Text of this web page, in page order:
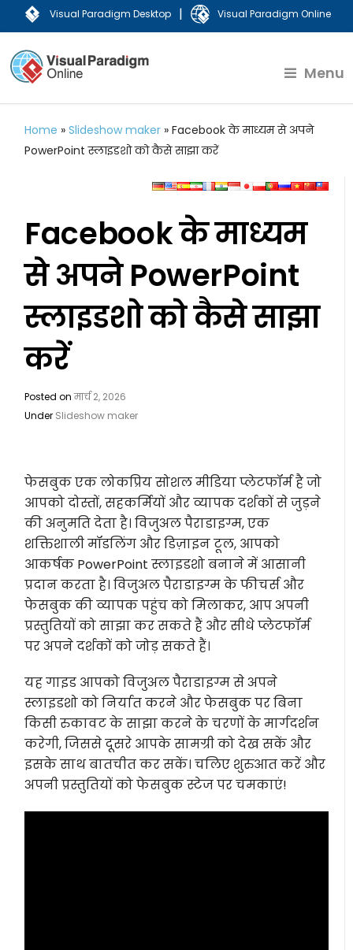
Visual Paradigm Desktop | Visual Paradigm Online
Menu
Home »Slideshow maker »Facebook के माध्यम से अपने
PowerPoint स्लाइडशो को कैसे साझा करें
Facebook के माध्यम
से अपने PowerPoint
स्लाइडशो को कैसे साझा
करें
Posted onमार्च 2, 2026
Under Slideshow maker
फेसबुक एक लोकप्रिय सोशल मीडिया प्लेटफॉर्म है जो
आपको दोस्तों, सहकर्मियों और व्यापक दर्शकों से जुड़ने
की अनुमति देता है। विजुअल पैराडाइग्म, एक
शक्तिशाली मॉडलिंग और डिज़ाइन टूल, आपको
आकर्षक PowerPoint स्लाइडशो बनाने में आसानी
प्रदान करता है। विजुअल पैराडाइग्म के फीचर्स और
फेसबुक की व्यापक पहुंच को मिलाकर, आप अपनी
प्रस्तुतियों को साझा कर सकते हैं और सीधे प्लेटफॉर्म
पर अपने दर्शकों को जोड़ सकते हैं।
यह गाइड आपको विजुअल पैराडाइग्म से अपने
स्लाइडशो को निर्यात करने और फेसबुक पर बिना
किसी रुकावट के साझा करने के चरणों के मार्गदर्शन
करेगी, जिससे दूसरे आपके सामग्री को देख सकें और
इसके साथ बातचीत कर सकें। चलिए शुरुआत करें और
अपनी प्रस्तुतियों को फेसबुक स्टेज पर चमकाएं!